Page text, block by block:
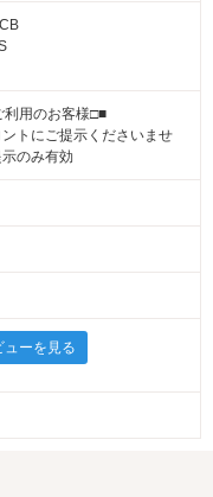
利用のお客様□■
トにご提示くださいませ
のみ有効
ーを見る